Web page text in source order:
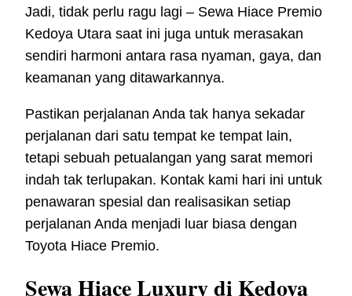
Jadi, tidak perlu ragu lagi – Sewa Hiace Premio
Kedoya Utara saat ini juga untuk merasakan
sendiri harmoni antara rasa nyaman, gaya, dan
keamanan yang ditawarkannya.
Pastikan perjalanan Anda tak hanya sekadar
perjalanan dari satu tempat ke tempat lain,
tetapi sebuah petualangan yang sarat memori
indah tak terlupakan. Kontak kami hari ini untuk
penawaran spesial dan realisasikan setiap
perjalanan Anda menjadi luar biasa dengan
Toyota Hiace Premio.
Sewa Hiace Luxury di Kedoya